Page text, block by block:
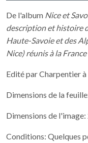
De l'album Nice et
description et histoire
Haute-Savoie et des
Nice) réunis à la
Edité par Charpentier
Dimensions de la
Dimensions de
Conditions: Quelques